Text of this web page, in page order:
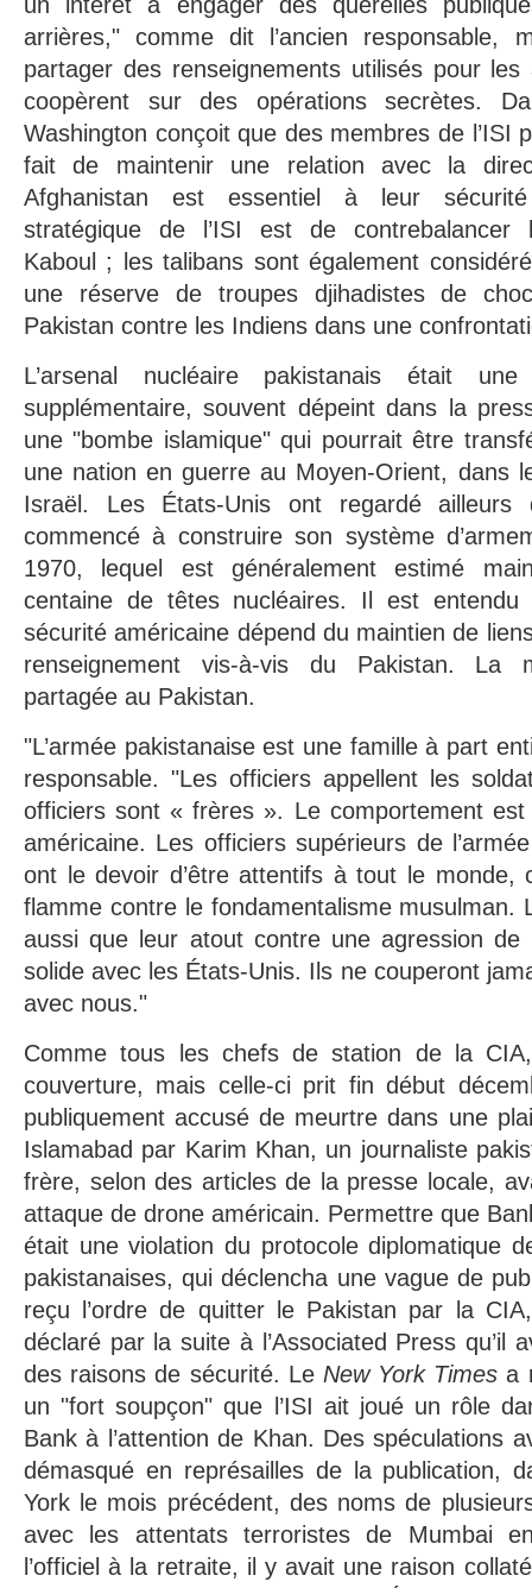
arrières," comme dit l’ancien responsable,
partager des renseignements utilisés pour
coopèrent sur des opérations secrètes.
Washington conçoit que des membres de l’ISI
fait de maintenir une relation avec la
Afghanistan est essentiel à leur sécurité
stratégique de l’ISI est de contrebalancer
Kaboul ; les talibans sont également
une réserve de troupes djihadistes de
Pakistan contre les Indiens dans une
L’arsenal nucléaire pakistanais était
supplémentaire, souvent dépeint dans la
une "bombe islamique" qui pourrait être
une nation en guerre au Moyen-Orient, dans
Israël. Les États-Unis ont regardé
commencé à construire son système
1970, lequel est généralement estimé
centaine de têtes nucléaires. Il est
sécurité américaine dépend du maintien de
renseignement vis-à-vis du Pakistan. La
partagée au Pakistan.
"L’armée pakistanaise est une famille à part
responsable. "Les officiers appellent les
officiers sont « frères ». Le comportement est
américaine. Les officiers supérieurs de
ont le devoir d’être attentifs à tout le monde,
flamme contre le fondamentalisme musulman.
aussi que leur atout contre une agression de
solide avec les États-Unis. Ils ne couperont
avec nous."
Comme tous les chefs de station de la
couverture, mais celle-ci prit fin début
publiquement accusé de meurtre dans une
Islamabad par Karim Khan, un journaliste
frère, selon des articles de la presse locale,
attaque de drone américain. Permettre que
était une violation du protocole diplomatique
pakistanaises, qui déclencha une vague de
reçu l’ordre de quitter le Pakistan par la
déclaré par la suite à l’Associated Press qu’il
des raisons de sécurité. Le New York Times a
un "fort soupçon" que l’ISI ait joué un rôle
Bank à l’attention de Khan. Des spéculations
démasqué en représailles de la publication,
York le mois précédent, des noms de
avec les attentats terroristes de Mumbai
l’officiel à la retraite, il y avait une raison